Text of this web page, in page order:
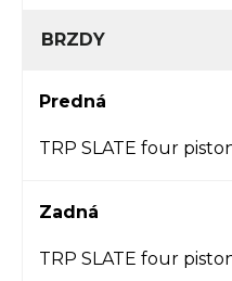
BRZDY
Predná
TRP SLATE four
Zadná
TRP SLATE four